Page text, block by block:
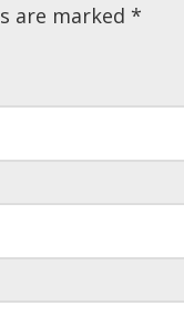
are marked *